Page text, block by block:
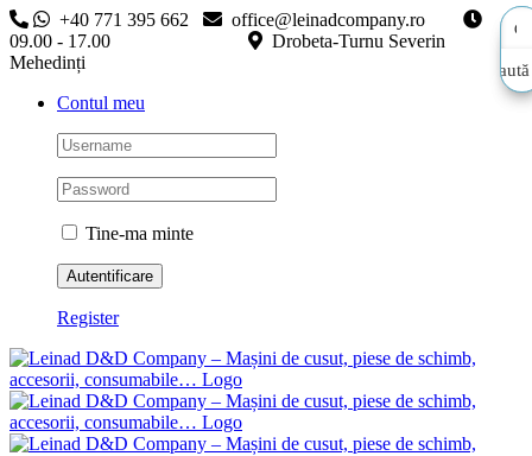
Skip
to
content
+40 771 395 662
office@leinadcompany.ro
09.00 - 17.00
Drobeta-Turnu Severin
Mehedinți
Contul meu
Tine-ma minte
Register
Caută
Caută